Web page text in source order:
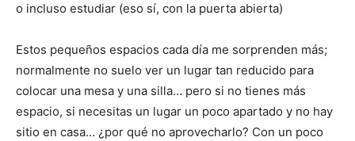
o incluso estudiar (eso sí, con la puerta abierta)
Estos pequeños espacios cada día me sorprenden más;
normalmente no suelo ver un lugar tan reducido para
colocar una mesa y una silla… pero si no tienes más
espacio, si necesitas un lugar un poco apartado y no hay
sitio en casa… ¿por qué no aprovecharlo? Con un poco